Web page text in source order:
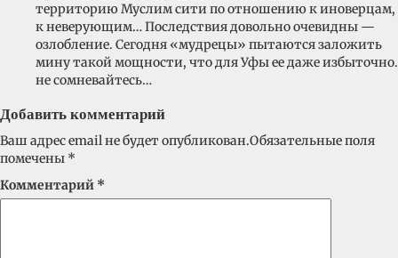
территорию Муслим сити по отношению к иноверцам,
к неверующим… Последствия довольно очевидны —
озлобление. Сегодня «мудрецы» пытаются заложить
мину такой мощности, что для Уфы ее даже избыточно.
не сомневайтесь…
Добавить комментарий
Ваш адрес email не будет опубликован.Обязательные поля
помечены *
Комментарий *